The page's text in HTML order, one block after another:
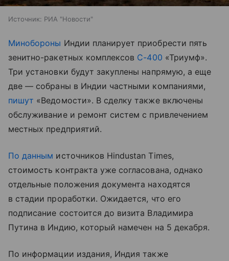
Источник: РИА "Новости"
Минобороны Индии планирует приобрести пять
зенитно-ракетных комплексов С-400 «Триумф».
Три установки будут закуплены напрямую, а еще
две — собраны в Индии частными компаниями,
пишут «Ведомости». В сделку также включены
обслуживание и ремонт систем с привлечением
местных предприятий.
По данным источников Hindustan Times,
стоимость контракта уже согласована, однако
отдельные положения документа находятся
в стадии проработки. Ожидается, что его
подписание состоится до визита Владимира
Путина в Индию, который намечен на 5 декабря.
По информации издания, Индия также